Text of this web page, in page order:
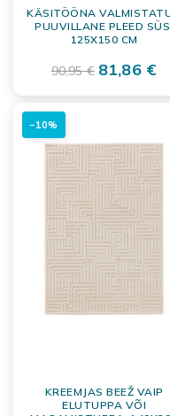
KÄSITÖÖNA
PUUVILLANE PLEED
125X150 CM
90,95 € 81,86 €
KREEMJAS BEEŽ VAIP
ELUTUPPA VÕI
−10%